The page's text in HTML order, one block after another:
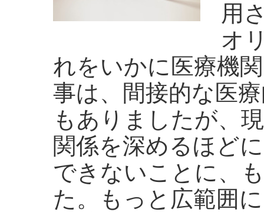
用
オ
れをいかに医療機
事は、間接的な医
もありましたが、
関係を深めるほど
できないことに、
た。もっと広範囲